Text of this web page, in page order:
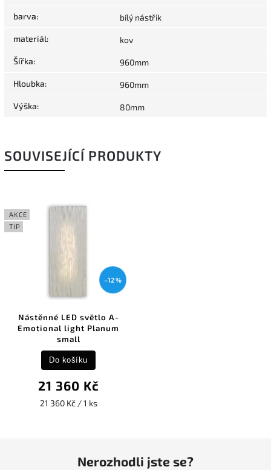
barva: bílý nástřik
materiál: kov
Šířka: 960mm
Hloubka: 960mm
Výška: 80mm
SOUVISEJÍCÍ PRODUKTY
AKCE
TIP
–12 %
Nástěnné LED světlo A-
Emotional light Planum
small
21 360 Kč
21 360 Kč / 1 ks
Do košíku
Nerozhodli jste se?